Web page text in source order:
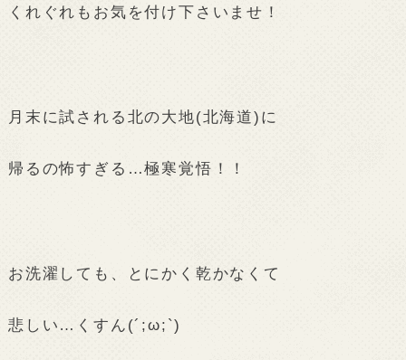
くれぐれもお気を付け下さいませ！
月末に試される北の大地(北海道)に
帰るの怖すぎる…極寒覚悟！！
お洗濯しても、とにかく乾かなくて
悲しい…くすん(´;ω;`)